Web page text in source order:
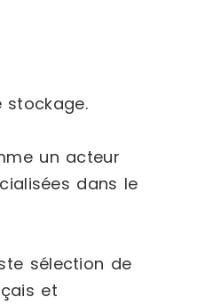
un acteur
dans le
sélection de
et